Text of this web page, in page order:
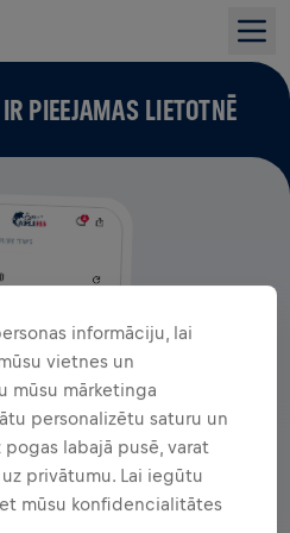
PIEEJAMAS LIETOTNĒ
informāciju, lai
vietnes un
mūsu mārketinga
personalizētu saturu un
pogas labajā pusē, varat
privātumu. Lai iegūtu
mūsu konfidencialitātes